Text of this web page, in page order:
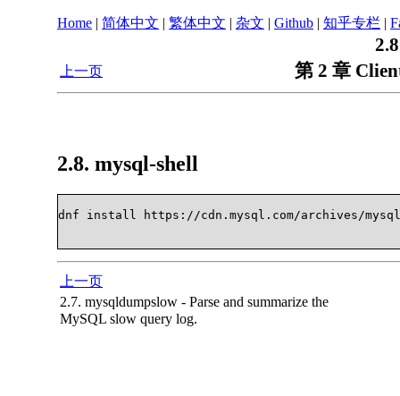
Home | 简体中文 | 繁体中文 | 杂文 | Github | 知乎专栏 |
上一页 第 2 章
2.8. mysql-shell
dnf install https://cdn.mysql.com/archives/
上一页
2.7. mysqldumpslow - Parse and summarize the
MySQL slow query log.